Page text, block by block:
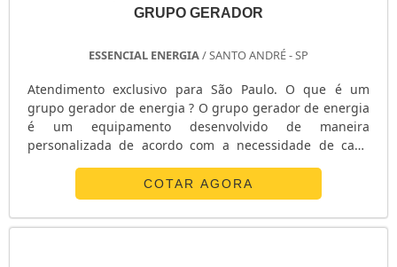
GRUPO GERADOR
ESSENCIAL ENERGIA/ SANTO ANDRÉ - SP
Atendimento exclusivo para São Paulo. O que é um
grupo gerador de energia ? O grupo gerador de energia
é um equipamento desenvolvido de maneira
personalizada de acordo com a necessidade de cada
projeto, e tem como principal finalidade servir de fonte
de energia secundária em caso de queda de energia.
Importância da manutenção A manutenção é muito
importante para garatir o funcionamento do
COTAR AGORA